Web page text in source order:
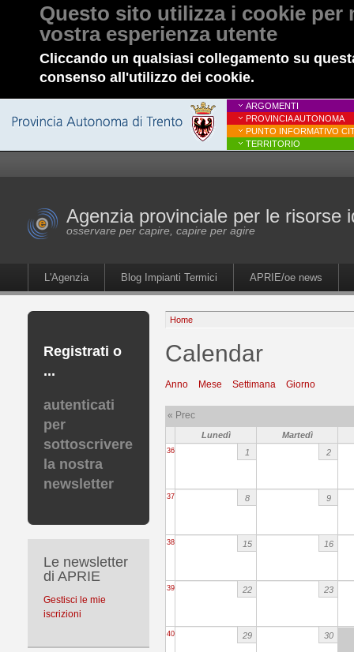
Questo sito utilizza i cookie per
vostra esperienza utente
Cliccando un qualsiasi collegamento su
consenso all'utilizzo dei cookie.
ARGOMENTI
PROVINCIA AUTONOMA
PUNTO INFORMATIVO
TERRITORIO
Agenzia provinciale per le risorse
osservare per capire, capire per agire
L'Agenzia Blog Impianti Termici APRIE/oe news
Registrati o
...
autenticati
per
sottoscrivere
la nostra
newsletter
Le newsletter
di APRIE
Gestisci le mie
iscrizioni
Home
Calendar
Anno Mese Settimana Giorno
« Prec
Lunedì Martedì
36 1 2
37 8 9
38 15 16
39 22 23
40 29 30